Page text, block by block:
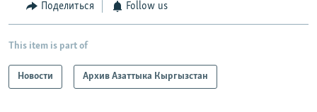
Поделиться Follow us
This item is part of
Новости Архив Азаттыка Кыргызстан